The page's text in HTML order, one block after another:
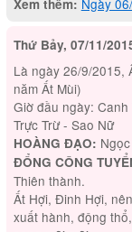
Xem thêm: Ngày
Thứ Bảy, 07/11/
Là ngày 26/9/2015,
năm Ất Mùi)
Giờ đầu ngày: Canh
Trực Trừ - Sao Nữ
HOÀNG ĐẠO:
ĐỔNG CÔNG
Thiên thành.
Ất Hợi, Đinh Hợi,
xuất hành, động